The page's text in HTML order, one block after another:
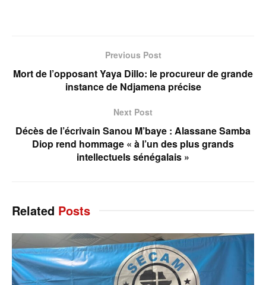
Previous Post
Mort de l’opposant Yaya Dillo: le procureur de grande
instance de Ndjamena précise
Next Post
Décès de l’écrivain Sanou M’baye : Alassane Samba
Diop rend hommage « à l’un des plus grands
intellectuels sénégalais »
Related Posts